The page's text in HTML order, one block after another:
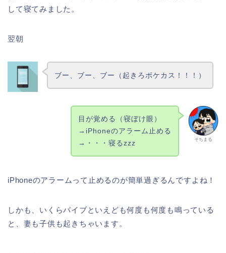
して寝てみました。
翌朝
ブー、ブー、ブー（起きろボケカス！！！）
そちまる
目が覚める（寝ぼけ眼）
→iPhoneのアラーム止める
→・・・寝るzzz
iPhoneのアラームって止めるのが簡単過ぎるんですよね！
しかも、いくらバイブといえども何度も何度も鳴っている
と、妻も子供も起きちゃいます。